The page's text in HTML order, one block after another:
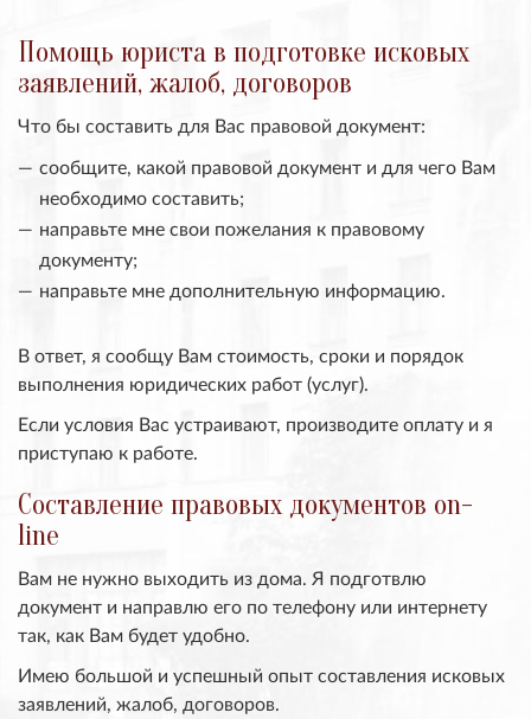
Помощь юриста в подготовке исковых
заявлений, жалоб, договоров
Что бы составить для Вас правовой документ:
сообщите, какой правовой документ и для чего Вам
необходимо составить;
направьте мне свои пожелания к правовому
документу;
направьте мне дополнительную информацию.
В ответ, я сообщу Вам стоимость, сроки и порядок
выполнения юридических работ (услуг).
Если условия Вас устраивают, производите оплату и я
приступаю к работе.
Составление правовых документов on-
line
Вам не нужно выходить из дома. Я подготвлю
документ и направлю его по телефону или интернету
так, как Вам будет удобно.
Имею большой и успешный опыт составления исковых
заявлений, жалоб, договоров.